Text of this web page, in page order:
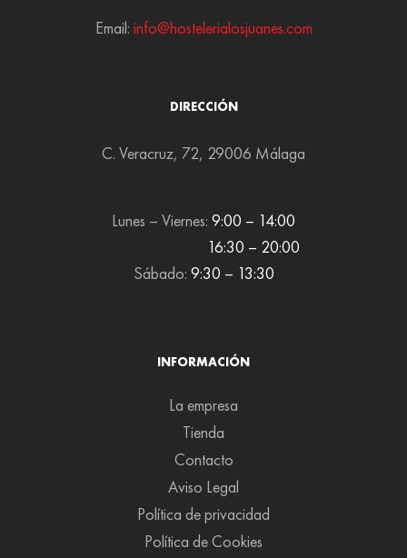
Email: info@hostelerialosjuanes.com
DIRECCIÓN
C. Veracruz, 72, 29006 Málaga
Lunes – Viernes: 9:00 – 14:00
16:30 – 20:00
Sábado: 9:30 – 13:30
INFORMACIÓN
La empresa
Tienda
Contacto
Aviso Legal
Política de privacidad
Política de Cookies